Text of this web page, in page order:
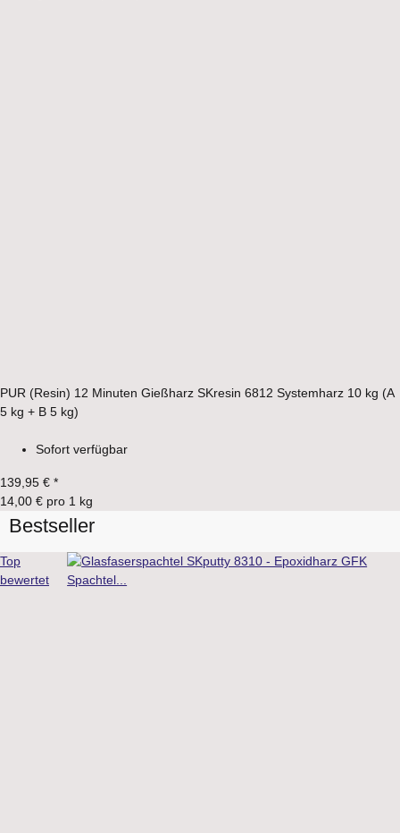
PUR (Resin) 12 Minuten Gießharz SKresin 6812 Systemharz 10 kg (A
5 kg + B 5 kg)
Sofort verfügbar
139,95 € *
14,00 € pro 1 kg
Bestseller
Top
bewertet